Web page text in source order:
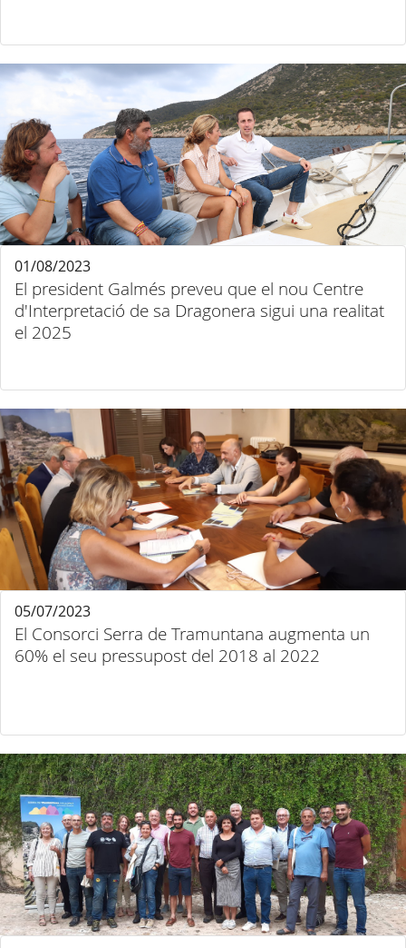
El president Galmés preveu que el nou Centre
d'Interpretació de sa Dragonera sigui una realitat
el 2025
01/08/2023
El Consorci Serra de Tramuntana augmenta un
60% el seu pressupost del 2018 al 2022
05/07/2023